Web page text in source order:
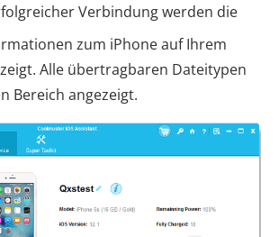
Verbindung werden die
zum iPhone auf Ihrem
Alle übertragbaren Dateitypen
Bereich angezeigt.